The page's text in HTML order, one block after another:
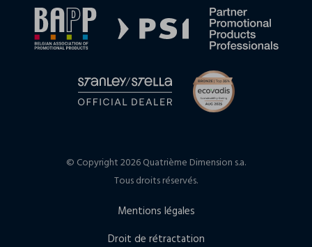
© Copyright 2026 Quatrième Dimension s.a.
Tous droits réservés.
Mentions légales
Droit de rétractation